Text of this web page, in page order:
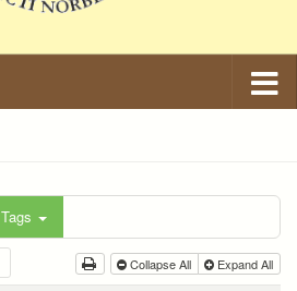
Tags
Collapse All Expand All